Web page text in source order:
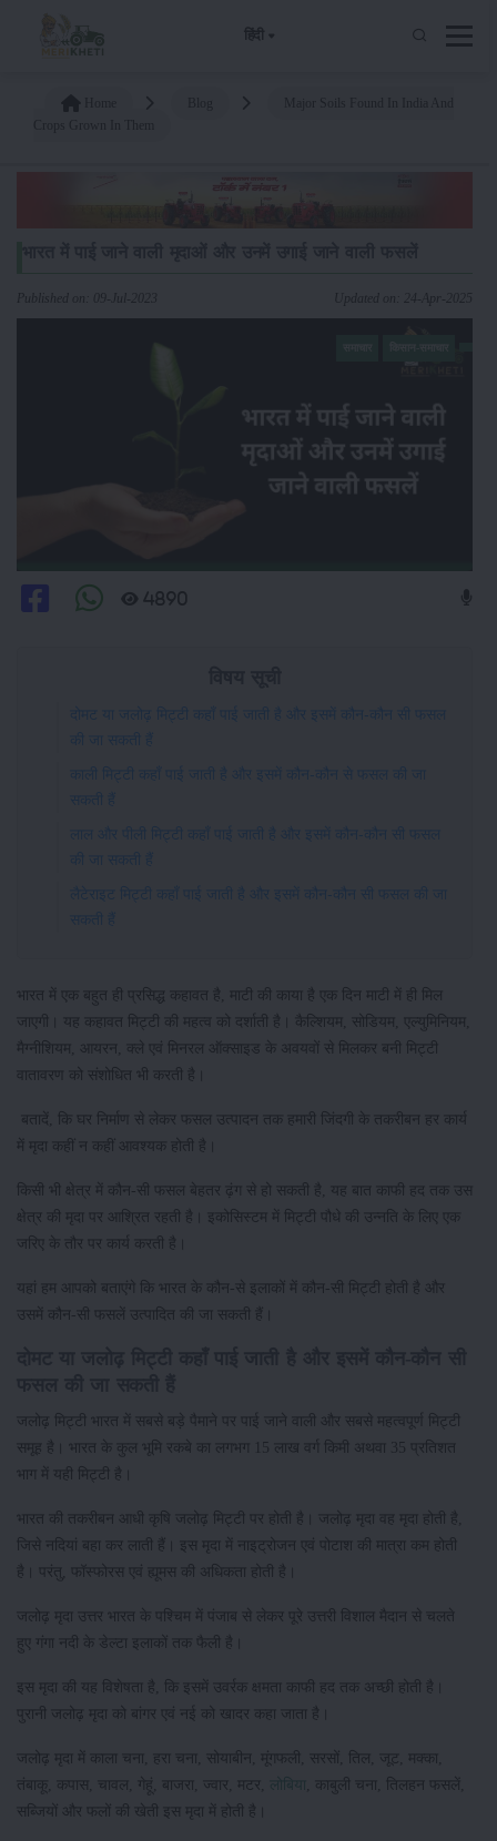
हिंदी
Published on: 09-Jul-2023 Updated on: 24-Apr-2025
4890
दोमट या जलोढ़ मिट्टी कहाँ पाई जाती है और इसमें कौन-कौन सी फसल
की जा सकती हैं
काली मिट्टी कहाँ पाई जाती है और इसमें कौन-कौन से फसल की जा
सकती हैं
लाल और पीली मिट्टी कहाँ पाई जाती है और इसमें कौन-कौन सी फसल
की जा सकती हैं
लैटेराइट मिट्टी कहाँ पाई जाती है और इसमें कौन-कौन सी फसल की जा
सकती हैं
भारत में एक बहुत ही प्रसिद्ध कहावत है, माटी की काया है एक दिन माटी में ही मिल
जाएगी। यह कहावत मिट्टी की महत्व को दर्शाती है। कैल्शियम, सोडियम, एल्युमिनियम,
मैग्नीशियम, आयरन, क्ले एवं मिनरल ऑक्साइड के अवयवों से मिलकर बनी मिट्टी
वातावरण को संशोधित भी करती है।
बतादें, कि घर निर्माण से लेकर फसल उत्पादन तक हमारी जिंदगी के तकरीबन हर कार्य
में मृदा कहीं न कहीं आवश्यक होती है।
किसी भी क्षेत्र में कौन-सी फसल बेहतर ढ़ंग से हो सकती है, यह बात काफी हद तक उस
क्षेत्र की मृदा पर आश्रित रहती है। इकोसिस्टम में मिट्टी पौधे की उन्नति के लिए एक
जरिए के तौर पर कार्य करती है।
यहां हम आपको बताएंगे कि भारत के कौन-से इलाकों में कौन-सी मिट्टी होती है और
उसमें कौन-सी फसलें उत्पादित की जा सकती हैं।
जलोढ़ मिट्टी भारत में सबसे बड़े पैमाने पर पाई जाने वाली और सबसे महत्वपूर्ण मिट्टी
समूह है। भारत के कुल भूमि रकबे का लगभग 15 लाख वर्ग किमी अथवा 35 प्रतिशत
भाग में यही मिट्टी है।
भारत की तकरीबन आधी कृषि जलोढ़ मिट्टी पर होती है। जलोढ़ मृदा वह मृदा होती है,
जिसे नदियां बहा कर लाती हैं। इस मृदा में नाइट्रोजन एवं पोटाश की मात्रा कम होती
है। परंतु, फॉस्फोरस एवं ह्यूमस की अधिकता होती है।
जलोढ़ मृदा उत्तर भारत के पश्चिम में पंजाब से लेकर पूरे उत्तरी विशाल मैदान से चलते
हुए गंगा नदी के डेल्टा इलाकों तक फैली है।
इस मृदा की यह विशेषता है, कि इसमें उवर्रक क्षमता काफी हद तक अच्छी होती है।
पुरानी जलोढ़ मृदा को बांगर एवं नई को खादर कहा जाता है।
जलोढ़ मृदा में काला चना, हरा चना, सोयाबीन, मूंगफली, सरसों, तिल, जूट, मक्का,
तंबाकू, कपास, चावल, गेहूं, बाजरा, ज्वार, मटर,
लोबिया
, काबुली चना, तिलहन फसलें,
सब्जियों और फलों की खेती इस मृदा में होती है।